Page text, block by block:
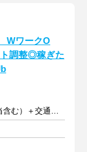
WワークO
調整◎稼ぎた
時給1831～1895円（深夜手当含む）＋交通費支給